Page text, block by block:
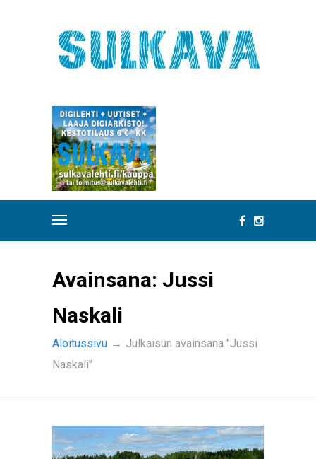
Avainsana: Jussi
Naskali
Aloitussivu → Julkaisun avainsana "Jussi
Naskali"